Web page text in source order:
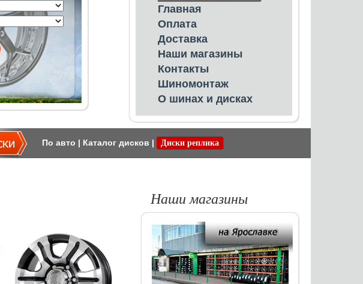
Главная
Оплата
Доставка
Наши магазины
Контакты
Шиномонтаж
О шинах и дисках
По авто | Каталог дисков | Диски реплика
Наши магазины